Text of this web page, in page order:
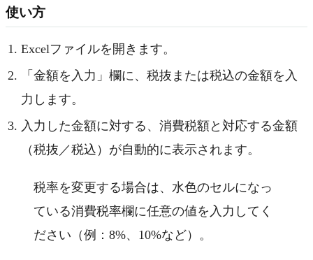
使い方
Excelファイルを開きます。
「金額を入力」欄に、税抜または税込の金額を入
力します。
入力した金額に対する、消費税額と対応する金額
（税抜／税込）が自動的に表示されます。
税率を変更する場合は、水色のセルになっ
ている消費税率欄に任意の値を入力してく
ださい（例：8%、10%など）。